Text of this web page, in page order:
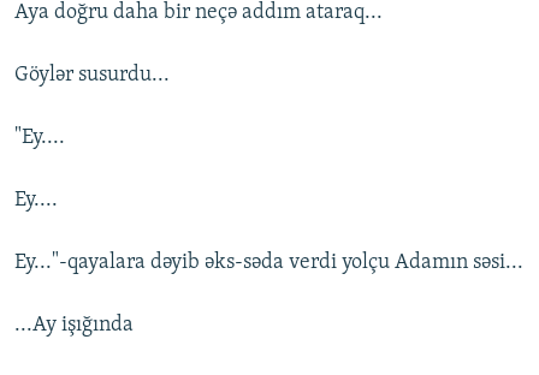
Aya doğru daha bir neçə addım ataraq...
Göylər susurdu...
"Ey....
Ey....
Ey..."-qayalara dəyib əks-səda verdi yolçu Adamın səsi...
...Ay işığında